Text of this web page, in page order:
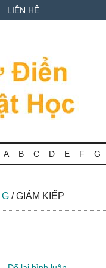
LIÊN HỆ
A B C D E F G
G /GIẢM KIẾP